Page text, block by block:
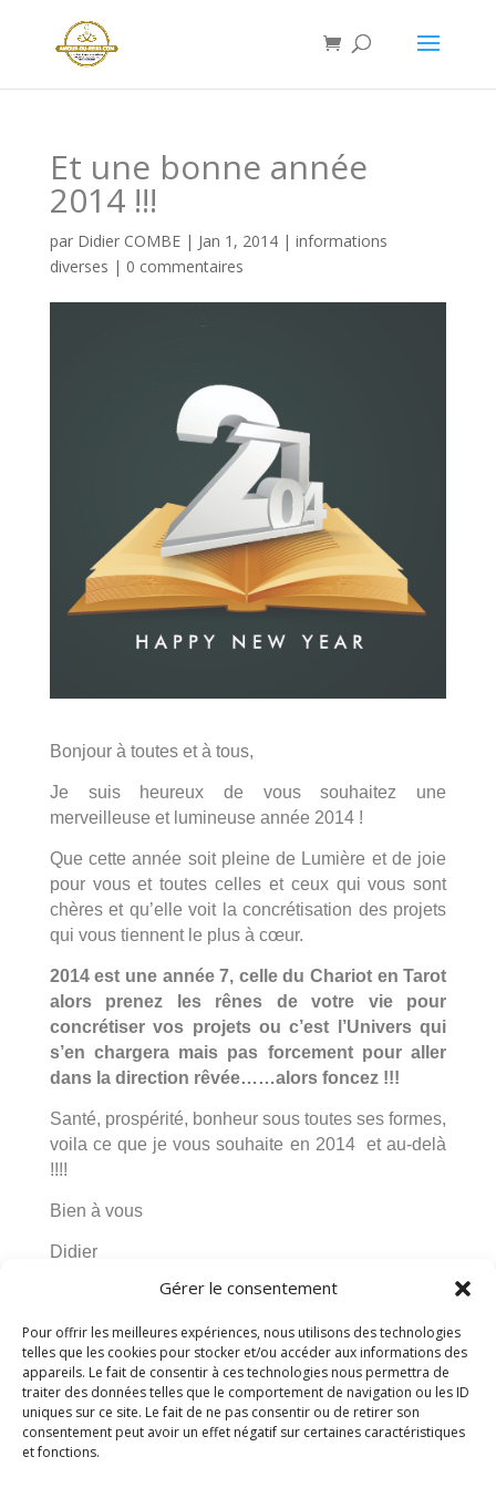
Gérer le consentement
Pour offrir les meilleures expériences, nous utilisons des technologies
telles que les cookies pour stocker et/ou accéder aux informations des
appareils. Le fait de consentir à ces technologies nous permettra de
traiter des données telles que le comportement de navigation ou les ID
uniques sur ce site. Le fait de ne pas consentir ou de retirer son
consentement peut avoir un effet négatif sur certaines caractéristiques
et fonctions.
Et une bonne année
2014 !!!
par Didier COMBE| Jan 1, 2014| informations
diverses | 0 commentaires
Bonjour à toutes et à tous,
Je suis heureux de vous souhaitez une
merveilleuse et lumineuse année 2014 !
Que cette année soit pleine de Lumière et de joie
pour vous et toutes celles et ceux qui vous sont
chères et qu’elle voit la concrétisation des projets
qui vous tiennent le plus à cœur.
2014 est une année 7, celle du Chariot en Tarot
alors prenez les rênes de votre vie pour
concrétiser vos projets ou c’est l’Univers qui
s’en chargera mais pas forcement pour aller
dans la direction rêvée……alors foncez !!!
Santé, prospérité, bonheur sous toutes ses formes,
voila ce que je vous souhaite en 2014 et au-delà
!!!!
Bien à vous
Didier
Poster le commentaire
Vous devez être connecté(e) pour publier un
commentaire.